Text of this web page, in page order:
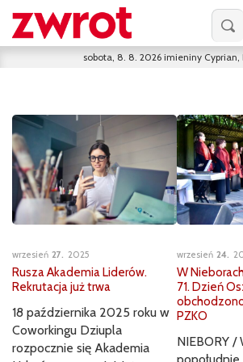
sobota, 8. 8. 2026 imieniny
wrzesień 27 2025
Rusza Akademia Liderów.
Rekrutacja już trwa
18 października 2025 roku w
Coworkingu Dziupla
rozpocznie się Akademia
wrzesień 24
W
71. Dzień
PZKO
NIEBORY